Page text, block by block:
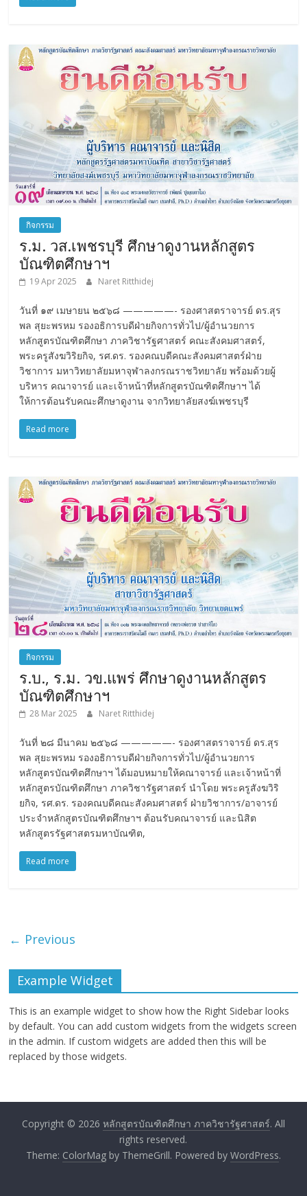
กิจกรรม
ร.ม. วส.เพชรบุรี ศึกษาดูงานหลักสูตร
บัณฑิตศึกษาฯ
19 Apr 2025 Naret Ritthidej
วันที่ ๑๙ เมษายน ๒๕๖๘ —————- รองศาสตราจารย์ ดร.สุร
พล สุยะพรหม รองอธิการบดีฝ่ายกิจการทั่วไป/ผู้อำนวยการ
หลักสูตรบัณฑิตศึกษา ภาควิชารัฐศาสตร์ คณะสังคมศาสตร์,
พระครูสังฆวิริยกิจ, รศ.ดร. รองคณบดีคณะสังคมศาสตร์ฝ่าย
วิชาการ มหาวิทยาลัยมหาจุฬาลงกรณราชวิทยาลัย พร้อมด้วยผู้
บริหาร คณาจารย์ และเจ้าหน้าที่หลักสูตรบัณฑิตศึกษาฯ ได้
ให้การต้อนรับคณะศึกษาดูงาน จากวิทยาลัยสงฆ์เพชรบุรี
Read more
กิจกรรม
ร.บ., ร.ม. วข.แพร่ ศึกษาดูงานหลักสูตร
บัณฑิตศึกษาฯ
28 Mar 2025 Naret Ritthidej
วันที่ ๒๘ มีนาคม ๒๕๖๘ —————- รองศาสตราจารย์ ดร.สุร
พล สุยะพรหม รองอธิการบดีฝ่ายกิจการทั่วไป/ผู้อำนวยการ
หลักสูตรบัณฑิตศึกษาฯ ได้มอบหมายให้คณาจารย์ และเจ้าหน้าที่
หลักสูตรบัณฑิตศึกษา ภาควิชารัฐศาสตร์ นำโดย พระครูสังฆวิริ
ยกิจ, รศ.ดร. รองคณบดีคณะสังคมศาสตร์ ฝ่ายวิชาการ/อาจารย์
ประจำหลักสูตรบัณฑิตศึกษาฯ ต้อนรับคณาจารย์ และนิสิต
หลักสูตรรัฐศาสตรมหาบัณฑิต,
Read more
← Previous
Example Widget
This is an example widget to show how the Right Sidebar looks
by default. You can add custom widgets from the widgets screen
in the admin. If custom widgets are added then this will be
replaced by those widgets.
Copyright © 2026 หลักสูตรบัณฑิตศึกษา ภาควิชารัฐศาสตร์. All
rights reserved.
Theme: ColorMagby ThemeGrill. Powered by WordPress.